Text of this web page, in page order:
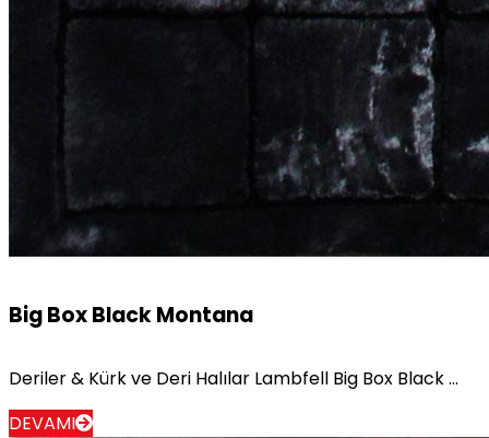
Big Box Black Montana
Deriler & Kürk ve Deri Halılar Lambfell Big Box Black ...
DEVAMI